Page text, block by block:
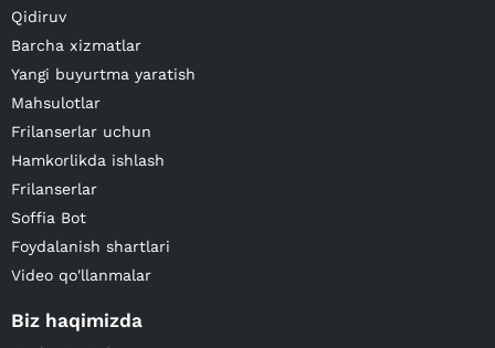
Qidiruv
Barcha xizmatlar
Yangi buyurtma yaratish
Mahsulotlar
Frilanserlar uchun
Hamkorlikda ishlash
Frilanserlar
Soffia Bot
Foydalanish shartlari
Video qo'llanmalar
Biz haqimizda